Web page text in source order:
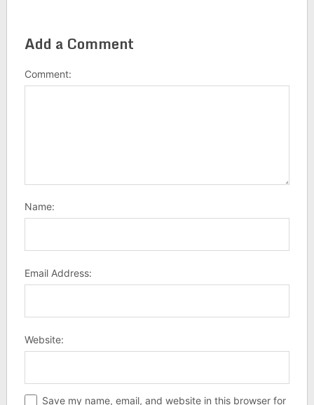
Add a Comment
Comment:
Name:
Email Address:
Website:
Save my name, email, and website in this browser for